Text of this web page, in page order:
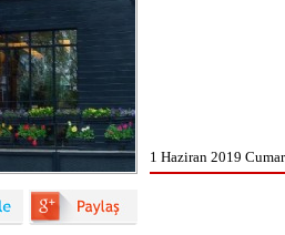
1 Haziran 2019